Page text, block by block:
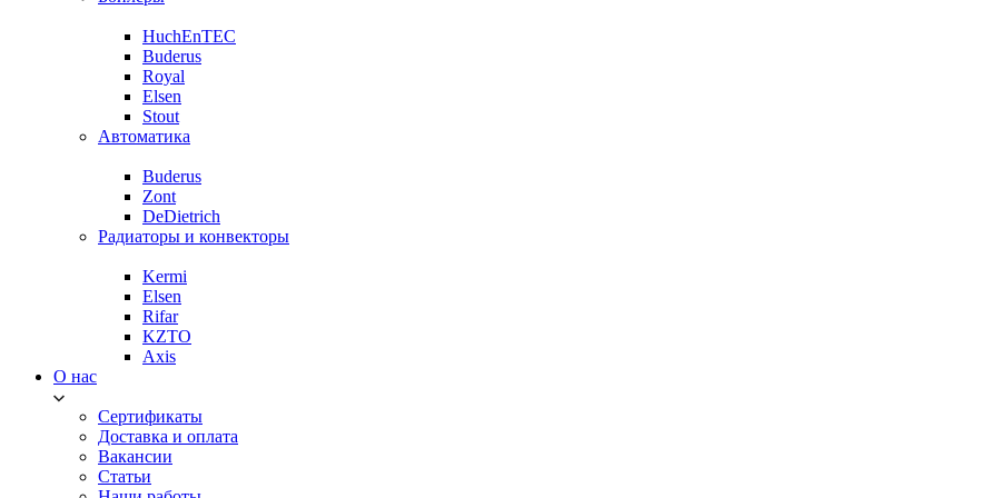
HuchEnTEC
Buderus
Royal
Elsen
Stout
Автоматика
Buderus
Zont
DeDietrich
Радиаторы и конвекторы
Kermi
Elsen
Rifar
KZTO
Axis
О нас
Сертификаты
Доставка и оплата
Вакансии
Статьи